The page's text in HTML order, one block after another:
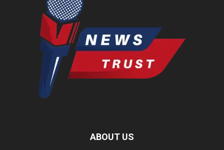
ABOUT US